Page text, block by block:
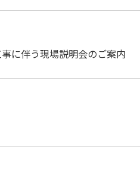
に伴う現場説明会のご案内